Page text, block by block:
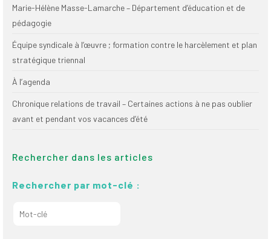
Marie-Hélène Masse-Lamarche – Département d’éducation et de
pédagogie
Équipe syndicale à l’œuvre ; formation contre le harcèlement et plan
stratégique triennal
À l’agenda
Chronique relations de travail – Certaines actions à ne pas oublier
avant et pendant vos vacances d’été
Rechercher dans les articles
Rechercher par mot-clé :